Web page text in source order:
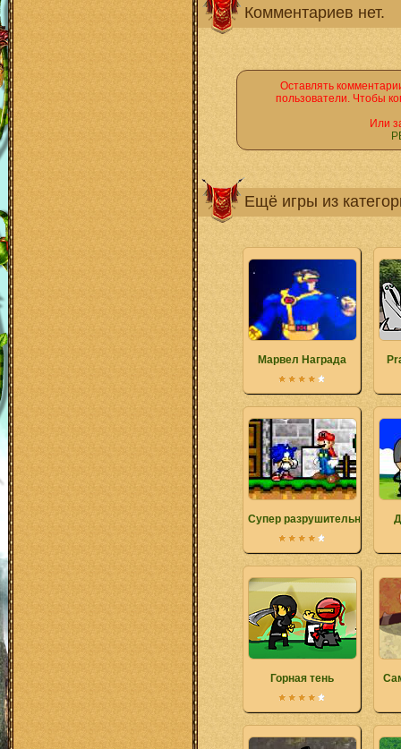
Комментариев нет.
Оставлять
пользователи. Чтобы
Или
Ещё игры из
Марвел Награда
Супер разрушительная
Горная тень